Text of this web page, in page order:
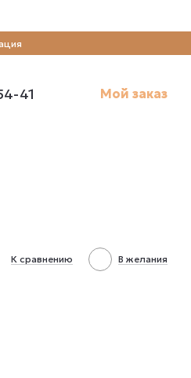
41 Мой заказ
К сравнению В желания